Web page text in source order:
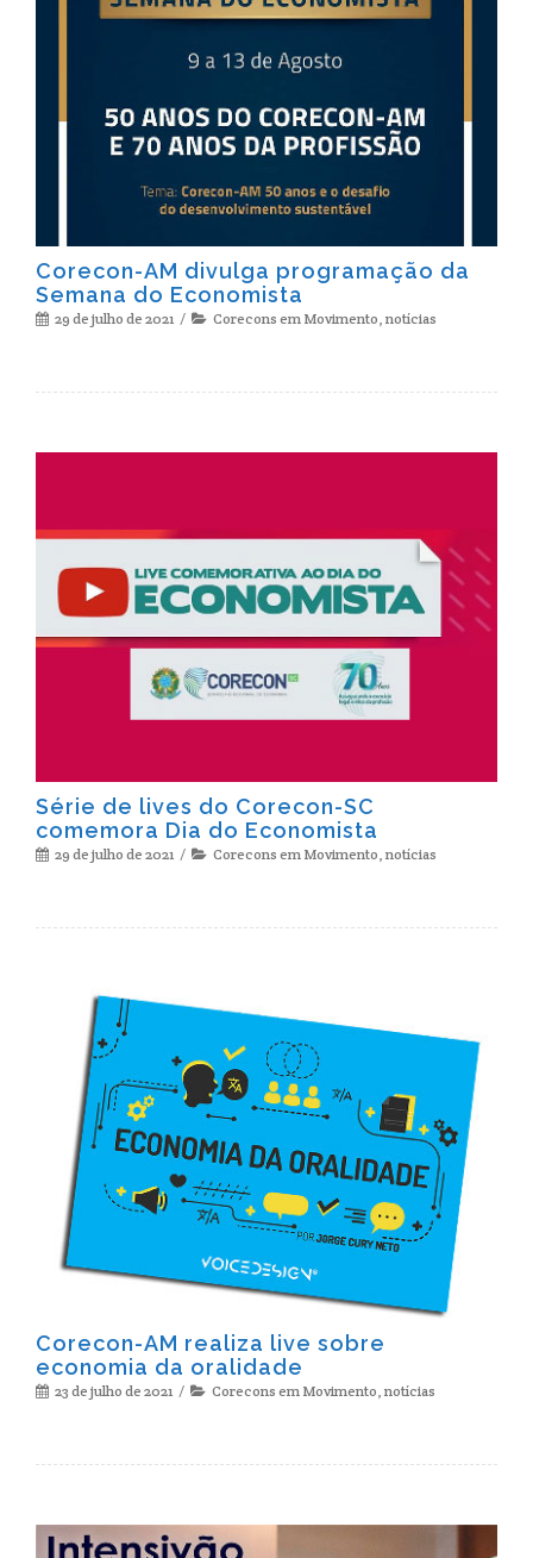
Corecon-AM divulga programação da
Semana do Economista
29 de julho de 2021 Corecons em Movimento notícias
Série de lives do Corecon-SC
comemora Dia do Economista
29 de julho de 2021 Corecons em Movimento, notícias
Corecon-AM realiza live sobre
economia da oralidade
23 de julho de 2021 Corecons em Movimento notícias